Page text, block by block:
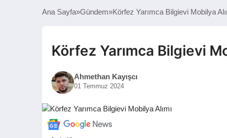
Ana Sayfa Gündem Körfez Yarımca Bilgievi Mobilya
Körfez Yarımca Bilgievi
Ahmethan Kayışcı
01 Temmuz 2024